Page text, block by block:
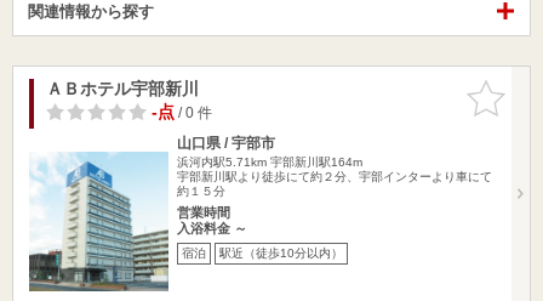
関連情報から探す
お気に入
りに追加
ＡＢホテル宇部新川
-点/ 0 件
山口県 / 宇部市
浜河内駅5.71km 宇部新川駅164m
宇部新川駅より徒歩にて約２分、宇部インターより車にて
約１５分
営業時間
入浴料金 ～
宿泊 駅近（徒歩10分以内）